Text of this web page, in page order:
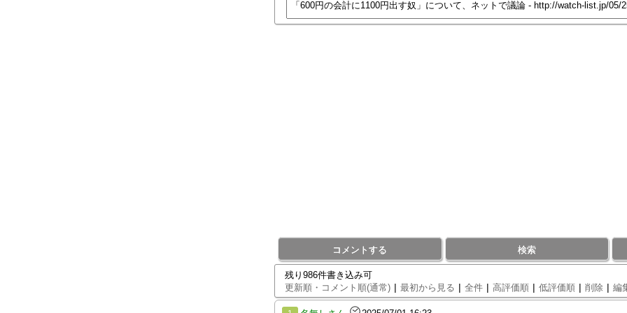
コメントする 検索
残り986件書き込み可
更新順・コメント順(通常) | 最初から見る | 全件 | 高評価順 | 低評価順 | 削除 | 編